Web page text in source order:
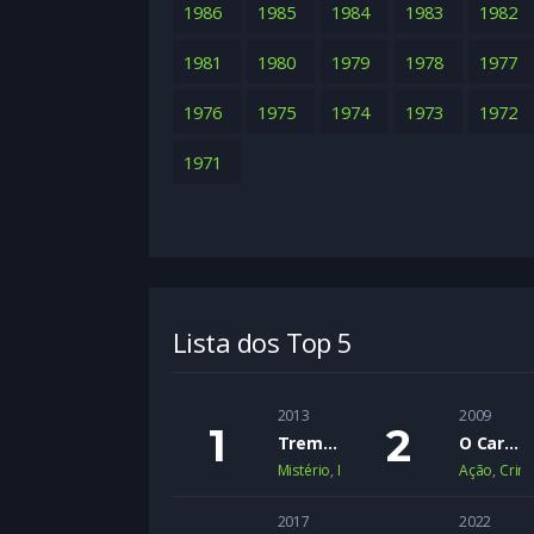
1986 1985 1984 1983 1982
1981 1980 1979 1978 1977
1976 1975 1974 1973 1972
1971
Lista dos Top 5
2013
Trem Noturno para Lisboa
Mistério, Romance Suspense
2009
O Cartel
Ação, Crime
2017 2022